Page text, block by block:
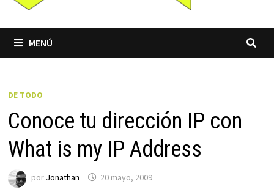
MENÚ
DE TODO
Conoce tu dirección IP con
What is my IP Address
por Jonathan 20 mayo, 2009